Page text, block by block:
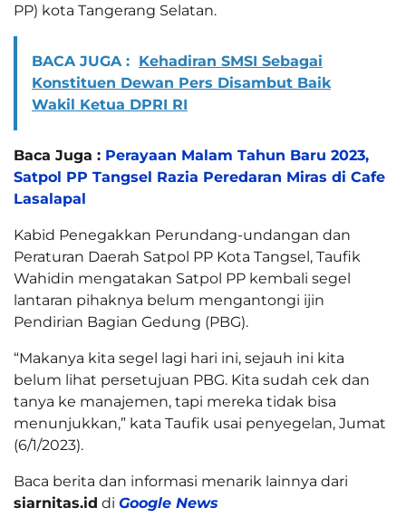
PP) kota Tangerang Selatan.
BACA JUGA : Kehadiran SMSI Sebagai
Konstituen Dewan Pers Disambut Baik
Wakil Ketua DPRI RI
Baca Juga : Perayaan Malam Tahun Baru 2023,
Satpol PP Tangsel Razia Peredaran Miras di Cafe
Lasalapal
Kabid Penegakkan Perundang-undangan dan
Peraturan Daerah Satpol PP Kota Tangsel, Taufik
Wahidin mengatakan Satpol PP kembali segel
lantaran pihaknya belum mengantongi ijin
Pendirian Bagian Gedung (PBG).
“Makanya kita segel lagi hari ini, sejauh ini kita
belum lihat persetujuan PBG. Kita sudah cek dan
tanya ke manajemen, tapi mereka tidak bisa
menunjukkan,” kata Taufik usai penyegelan, Jumat
(6/1/2023).
Baca berita dan informasi menarik lainnya dari
siarnitas.id di Google News